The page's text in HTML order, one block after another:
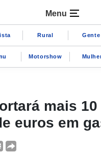
Menu
Rural Gente
Motorshow
mais 10
euros em